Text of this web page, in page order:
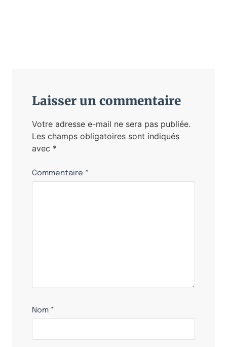
Laisser un commentaire
Votre adresse e-mail ne sera pas publiée.
Les champs obligatoires sont indiqués
avec *
Commentaire *
Nom *